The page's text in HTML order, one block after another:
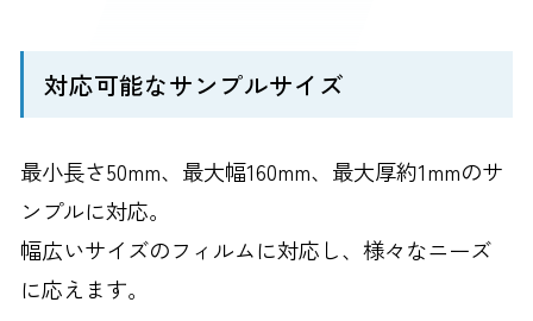
対応可能なサンプルサイズ
最小長さ50mm、最大幅160mm、最大厚約1mmのサ
ンプルに対応。
幅広いサイズのフィルムに対応し、様々なニーズ
に応えます。